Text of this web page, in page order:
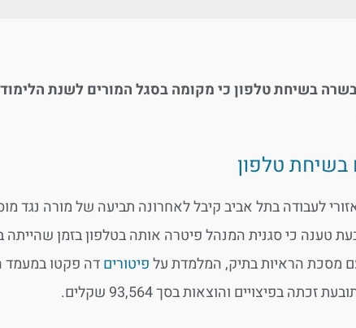
בשיחת טלפון כי מקומה בסגל המורים לשנת
בשיחת טלפון
לעבודה בתל אביב קיבל לאחרונה תביעה של מורה נגד
טענה כי סגנית המנהל פיטרה אותה בטלפון בזמן שהייתה
מסכת הראיות בתיק, המלמדת עלפיטוריםדה פקטו
זכתה בפיצויים והוצאות בסך 93,564 שקלים.